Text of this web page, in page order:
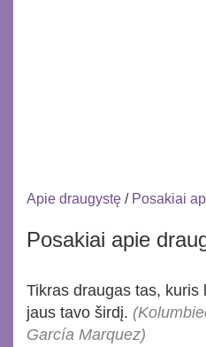
Apie draugystę / Posakiai
Posakiai apie
Tikras draugas tas,
jaus tavo širdį.
García Marquez)